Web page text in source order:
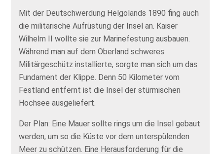
Mit der Deutschwerdung Helgolands 1890 fing auch
die militärische Aufrüstung der Insel an. Kaiser
Wilhelm II wollte sie zur Marinefestung ausbauen.
Während man auf dem Oberland schweres
Militärgeschütz installierte, sorgte man sich um das
Fundament der Klippe. Denn 50 Kilometer vom
Festland entfernt ist die Insel der stürmischen
Hochsee ausgeliefert.
Der Plan: Eine Mauer sollte rings um die Insel gebaut
werden, um so die Küste vor dem unterspülenden
Meer zu schützen. Eine Herausforderung für die